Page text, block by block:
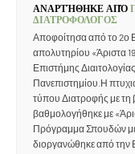
ΑΝΑΡΤΉΘΗΚΕ ΑΠΌ
ΔΙΑΤΡΟΦΟΛΟΓΟΣ
Αποφοίτησα από το 2ο
απολυτηρίου «Άριστα
Επιστήμης
Πανεπιστημίου.Η
τύπου Διατροφής με τη
βαθμολογήθηκε με
Πρόγραμμα Σπουδών
διοργανώθηκε από την